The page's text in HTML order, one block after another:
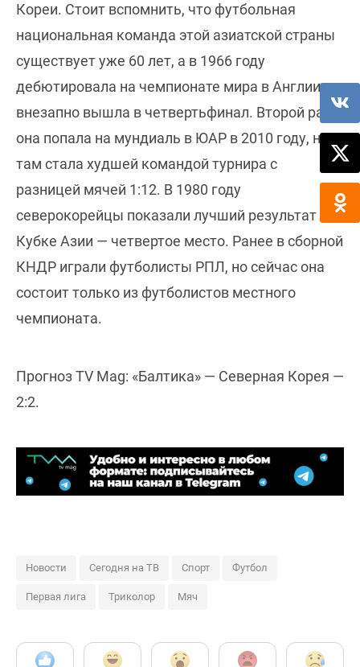
Кореи. Стоит вспомнить, что футбольная
национальная команда этой азиатской страны
существует уже 60 лет, а в 1966 году
дебютировала на чемпионате мира в Англии и
внезапно вышла в четвертьфинал. Второй раз
она попала на мундиаль в ЮАР в 2010 году, но
там стала худшей командой турнира с
разницей мячей 1:12. В 1980 году
северокорейцы показали лучший результат на
Кубке Азии — четвертое место. Ранее в сборной
КНДР играли футболисты РПЛ, но сейчас она
состоит только из футболистов местного
чемпионата.
Прогноз TV Mag: «Балтика» — Северная Корея —
2:2.
Новости Сегодня на ТВ Спорт Футбол
Первая лига Триколор Мяч